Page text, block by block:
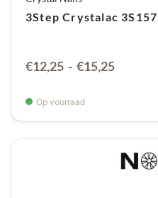
3Step Crystalac
€12,25 - €15,25
€15,25
Op voorraad